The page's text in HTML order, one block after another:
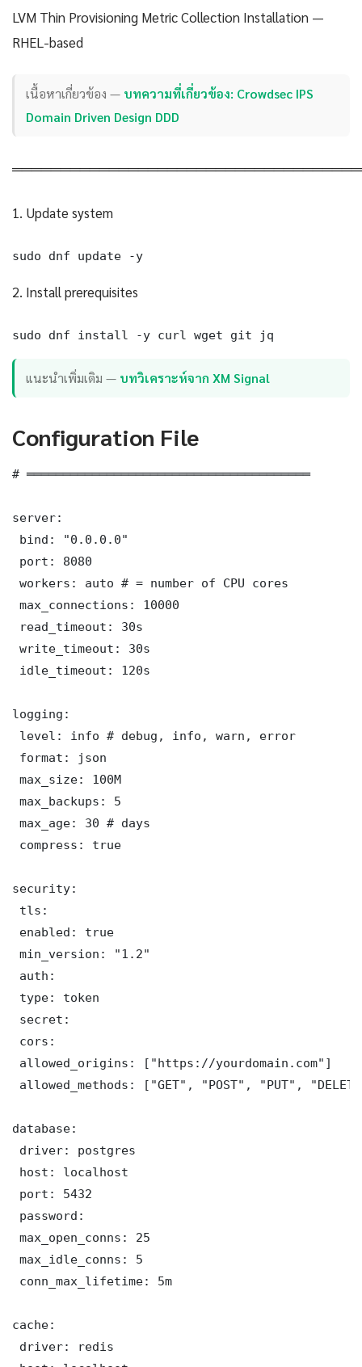
LVM Thin Provisioning Metric Collection Installation —
RHEL-based
เนื้อหาเกี่ยวข้อง — บทความที่เกี่ยวข้อง: Crowdsec IPS
Domain Driven Design DDD
1. Update system
sudo dnf update -y
2. Install prerequisites
sudo dnf install -y curl wget git jq
แนะนำเพิ่มเติม — บทวิเคราะห์จาก XM Signal
Configuration File
# ═══════════════════════════════════════
server:
bind: "0.0.0.0"
port: 8080
workers: auto # = number of CPU cores
max_connections: 10000
read_timeout: 30s
write_timeout: 30s
idle_timeout: 120s
logging:
level: info # debug, info, warn, error
format: json
max_size: 100M
max_backups: 5
max_age: 30 # days
compress: true
security:
tls:
enabled: true
min_version: "1.2"
auth:
type: token
secret:
cors:
allowed_origins: ["https://yourdomain.com"]
allowed_methods: ["GET", "POST", "PUT",
database:
driver: postgres
host: localhost
port: 5432
password:
max_open_conns: 25
max_idle_conns: 5
conn_max_lifetime: 5m
cache:
driver: redis